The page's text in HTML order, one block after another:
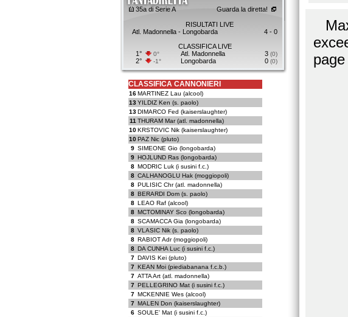
35a di Serie A Guarda la diretta!
RISULTATI LIVE
Atl. Madonnella - Longobarda
4 - 0
CLASSIFICA LIVE
1°
0° Atl. Madonnella 3 (0)
2° -1° Longobarda 0 (0)